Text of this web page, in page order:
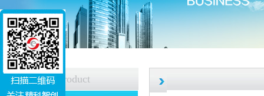
产品中心 Product